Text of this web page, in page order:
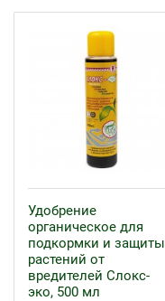
Удобрение
органическое для
подкормки и защиты
растений от
вредителей Слокс-
эко, 500 мл